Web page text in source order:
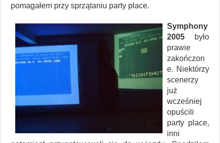
pomagałem przy sprzątaniu party place.
Symphony
2005 było
prawie
zakończon
e. Niektórzy
scenerzy
już
wcześniej
opuścili
party place,
inni